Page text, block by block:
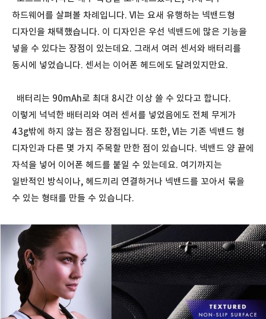
하드웨어를 살펴볼 차례입니다. VI는 요새 유행하는 넥밴드형
디자인을 채택했습니다. 이 디자인은 우선 넥밴드에 많은 기능을
넣을 수 있다는 장점이 있는데요. 그래서 여러 센서와 배터리를
동시에 넣었습니다. 센서는 이어폰 헤드에도 달려있지만요.
배터리는 90mAh로 최대 8시간 이상 쓸 수 있다고 합니다.
이렇게 넉넉한 배터리와 여러 센서를 넣었음에도 전체 무게가
43g밖에 하지 않는 점은 장점입니다. 또한, VI는 기존 넥밴드 형
디자인과 다른 몇 가지 주목할 만한 점이 있습니다. 넥밴드 양 끝에
자석을 넣어 이어폰 헤드를 붙일 수 있는데요. 여기까지는
일반적인 방식이나, 헤드끼리 연결하거나 넥밴드를 꼬아서 묶을
수 있는 형태를 만들 수 있습니다.